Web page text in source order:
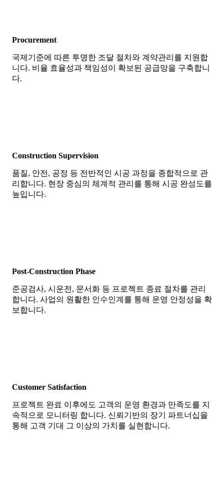
Procurement
국제기준에 따른 투명한 조달 절차와 계약관리를 지원합
니다. 비율 효율성과 책임성이 확보된 공급망을 구축합니
다.
Construction Supervision
품질, 안전, 공정 등 전반적인 시공 과정을 종합적으로 관
리합니다. 현장 중심의 체계적 관리를 통해 시공 완성도를
높입니다.
Post-Construction Phase
준공검사, 시운전, 문서화 등 프로젝트 종료 절차를 관리
합니다. 사업의 원활한 인수인계를 통해 운영 안정성을 확
보합니다.
Customer Satisfaction
프로젝트 완료 이후에도 고객의 운영 환경과 만족도를 지
속적으로 모니터링 합니다. 신뢰기반의 장기 파트너십을
통해 고객 기대 그 이상의 가치를 실현합니다.